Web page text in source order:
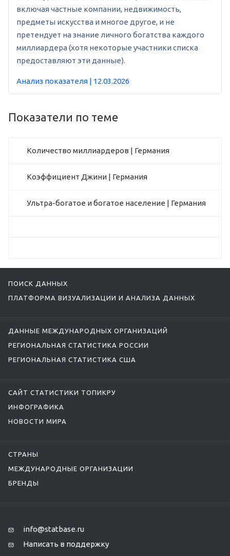
включая частные компании, недвижимость,
предметы искусства и многое другое, и не
претендует на знание личного богатства каждого
миллиардера (хотя некоторые участники списка
предоставляют эти данные).
Анализ показателя | 12.03.2026
Показатели по теме
Количество миллиардеров | Германия
Коэффициент Джини | Германия
Ультра-богатое и богатое население | Германия
ПОИСК ДАННЫХ
ПЛАТФОРМА ВИЗУАЛИЗАЦИИ И АНАЛИЗА ДАННЫХ
ДАННЫЕ МЕЖДУНАРОДНЫХ ОРГАНИЗАЦИЙ
РЕГИОНАЛЬНАЯ СТАТИСТИКА РОССИИ
РЕГИОНАЛЬНАЯ СТАТИСТИКА США
САЙТ СТАТИСТИКИ ТОПИКРУ
ИНФОГРАФИКА
НОВОСТИ МИРА
СТРАНЫ
МЕЖДУНАРОДНЫЕ ОРГАНИЗАЦИИ
БРЕНДЫ
info@statbase.ru
Написать в поддержку